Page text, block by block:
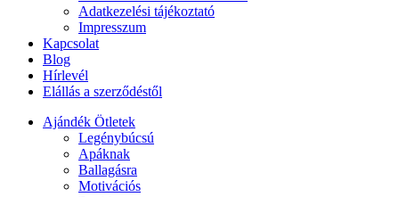
Adatkezelési tájékoztató
Impresszum
Kapcsolat
Blog
Hírlevél
Elállás a szerződéstől
Ajándék Ötletek
Legénybúcsú
Apáknak
Ballagásra
Motivációs